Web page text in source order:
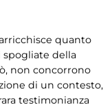
quanto
spogliate della
non concorrono
di un contesto,
testimonianza